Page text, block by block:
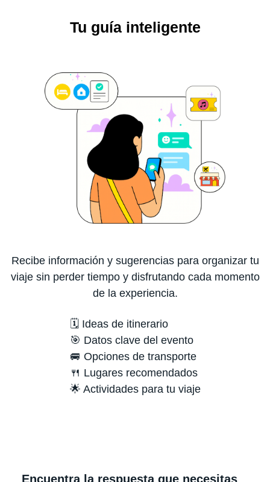
Tu guía inteligente
Recibe información y sugerencias para organizar tu
viaje sin perder tiempo y disfrutando cada momento
de la experiencia.
🗓️ Ideas de itinerario
🎯 Datos clave del evento
🚐 Opciones de transporte
🍴 Lugares recomendados
🌟 Actividades para tu viaje
Encuentra la respuesta que necesitas